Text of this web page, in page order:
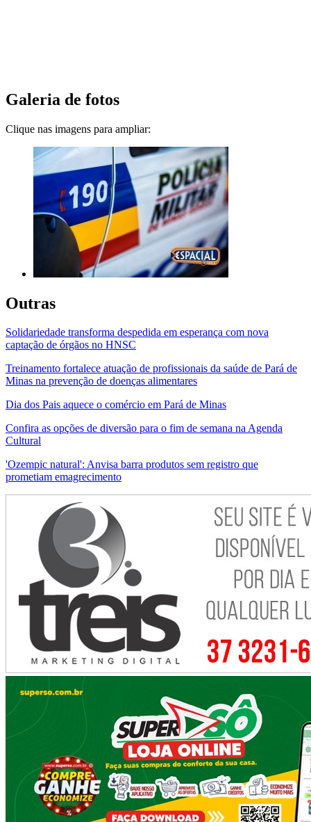
Galeria de fotos
Clique nas imagens para ampliar:
Outras
Solidariedade transforma despedida em esperança com nova
captação de órgãos no HNSC
Treinamento fortalece atuação de profissionais da saúde de Pará de
Minas na prevenção de doenças alimentares
Dia dos Pais aquece o comércio em Pará de Minas
Confira as opções de diversão para o fim de semana na Agenda
Cultural
'Ozempic natural': Anvisa barra produtos sem registro que
prometiam emagrecimento